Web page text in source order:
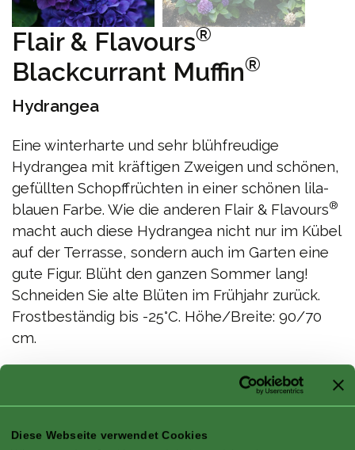
Diese Webseite verwendet Cookies
Flair & Flavours®
Blackcurrant Muffin®
Hydrangea
Eine winterharte und sehr blühfreudige
Hydrangea mit kräftigen Zweigen und schönen,
gefüllten Schopffrüchten in einer schönen lila-
blauen Farbe. Wie die anderen Flair & Flavours®
macht auch diese Hydrangea nicht nur im Kübel
auf der Terrasse, sondern auch im Garten eine
gute Figur. Blüht den ganzen Sommer lang!
Schneiden Sie alte Blüten im Frühjahr zurück.
Frostbeständig bis -25°C. Höhe/Breite: 90/70
cm.
Hydrangea macr. 'SMNHMSIGMA' Flair & Flavours Blackcurrant
Eigenschaften